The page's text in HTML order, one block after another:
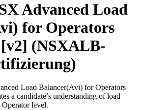
Advanced Load
for Operators
(NSXALB-
Load Balancer(Avi) for Operators
a candidate’s understanding of load
Operator level.